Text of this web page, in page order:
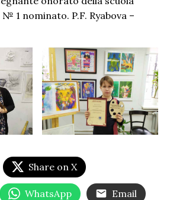
1 nominato. P.F. Ryabova –
Share on X
WhatsApp Email